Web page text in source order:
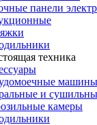
панели
техника
машины
и
камеры